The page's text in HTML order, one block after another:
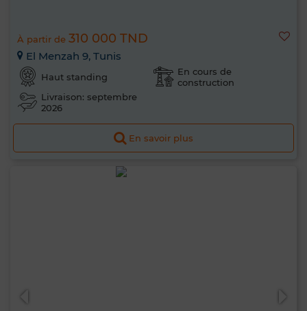
À partir de 310 000 TND
El Menzah 9, Tunis
Haut standing
En cours de
construction
Livraison: septembre
2026
En savoir plus